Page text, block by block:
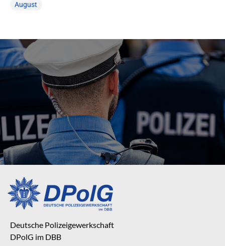
August
Deutsche Polizeigewerkschaft
DPolG im DBB